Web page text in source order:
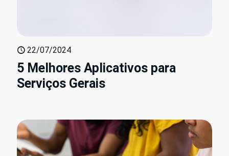
22/07/2024
5 Melhores Aplicativos para
Serviços Gerais